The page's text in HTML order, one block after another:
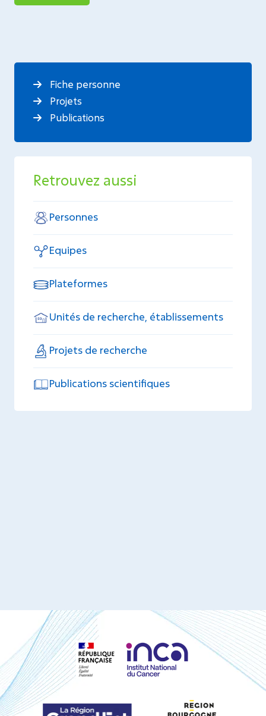
Fiche personne
Projets
Publications
Retrouvez aussi
Personnes
Equipes
Plateformes
Unités de recherche, établissements
Projets de recherche
Publications scientifiques